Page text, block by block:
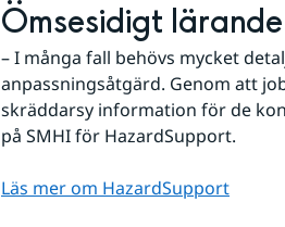
Ömsesidigt
– I många fall behövs mycket
anpassningsåtgärd. Genom att
skräddarsy information för de
på SMHI för HazardSupport.
Läs mer om HazardSupport